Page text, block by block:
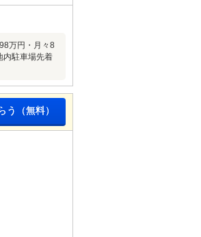
万円・月々8
内駐車場先着
う（無料）